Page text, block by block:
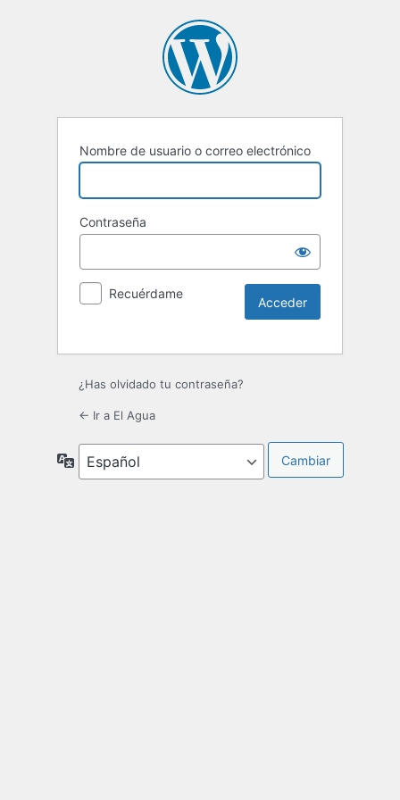
Nombre de usuario o correo electrónico
Contraseña
Recuérdame
¿Has olvidado tu contraseña?
← Ir a El Agua
Idioma